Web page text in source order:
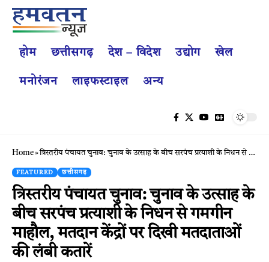
होम छत्तीसगढ़ देश – विदेश उद्योग खेल
मनोरंजन लाइफस्टाइल अन्य
Home»त्रिस्तरीय पंचायत चुनाव: चुनाव के उत्साह के बीच सरपंच प्रत्याशी के निधन से गमगीन माहौल, मतदान केंद्रों पर दिखी मतदाताओं की लंबी कतारें
FEATURED छत्तीसगढ़
त्रिस्तरीय पंचायत चुनाव: चुनाव के उत्साह के
बीच सरपंच प्रत्याशी के निधन से गमगीन
माहौल, मतदान केंद्रों पर दिखी मतदाताओं
की लंबी कतारें